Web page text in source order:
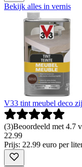
Bekijk alles in vernis
V33 tint meubel deco
(3)Beoordeeld met 4.7
22.99
Prijs: 22.99 euro per